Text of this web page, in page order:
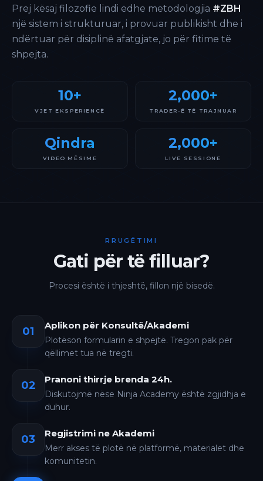
Prej kësaj filozofie lindi edhe metodologjia #ZBH
një sistem i strukturuar, i provuar publikisht dhe i
ndërtuar për disiplinë afatgjate, jo për fitime të
shpejta.
10+
VJET EKSPERIENCË
2,000+
TRADER-Ë TË TRAJNUAR
Qindra
VIDEO MËSIME
2,000+
LIVE SESSIONE
RRUGËTIMI
Gati për të filluar?
Procesi është i thjeshtë, fillon një bisedë.
01 Aplikon për Konsultë/Akademi
Plotëson formularin e shpejtë. Tregon pak për
qëllimet tua në tregti.
02 Pranoni thirrje brenda 24h.
Diskutojmë nëse Ninja Academy është zgjidhja e
duhur.
03 Regjistrimi ne Akademi
Merr akses të plotë në platformë, materialet dhe
komunitetin.